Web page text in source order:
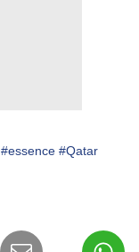
#essence #Qatar